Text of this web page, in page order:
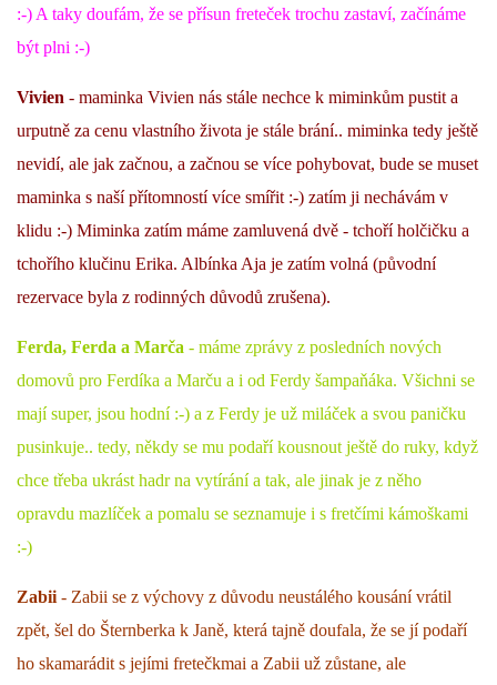
:-) A taky doufám, že se přísun freteček trochu zastaví, začínáme
být plni :-)
Vivien - maminka Vivien nás stále nechce k miminkům pustit a
urputně za cenu vlastního života je stále brání.. miminka tedy ještě
nevidí, ale jak začnou, a začnou se více pohybovat, bude se muset
maminka s naší přítomností více smířit :-) zatím ji nechávám v
klidu :-) Miminka zatím máme zamluvená dvě - tchoří holčičku a
tchořího klučinu Erika. Albínka Aja je zatím volná (původní
rezervace byla z rodinných důvodů zrušena).
Ferda, Ferda a Marča - máme zprávy z posledních nových
domovů pro Ferdíka a Marču a i od Ferdy šampaňáka. Všichni se
mají super, jsou hodní :-) a z Ferdy je už miláček a svou paničku
pusinkuje.. tedy, někdy se mu podaří kousnout ještě do ruky, když
chce třeba ukrást hadr na vytírání a tak, ale jinak je z něho
opravdu mazlíček a pomalu se seznamuje i s fretčími kámoškami
:-)
Zabii - Zabii se z výchovy z důvodu neustálého kousání vrátil
zpět, šel do Šternberka k Janě, která tajně doufala, že se jí podaří
ho skamarádit s jejími fretečkmai a Zabii už zůstane, ale